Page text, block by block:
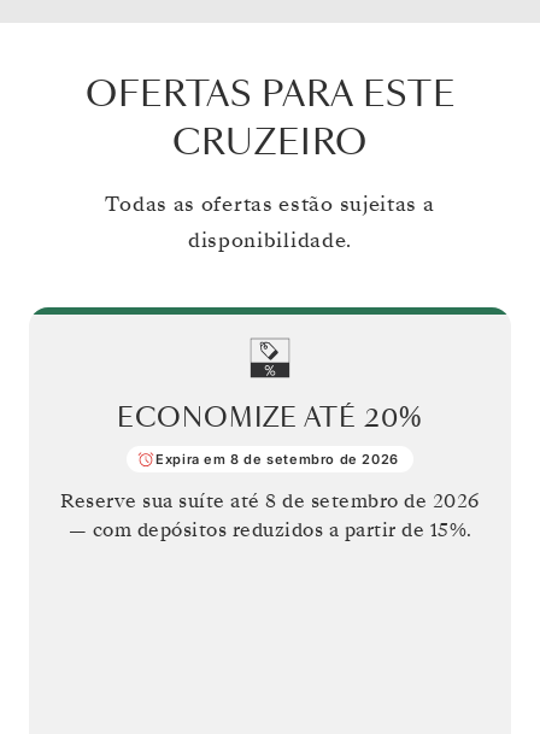
OFERTAS PARA ESTE
CRUZEIRO
Todas as ofertas estão sujeitas a
disponibilidade.
ECONOMIZE ATÉ 20%
Expira em 8 de setembro de 2026
Reserve sua suíte até8 de setembro de 2026
— com depósitos reduzidos a partir de 15%.